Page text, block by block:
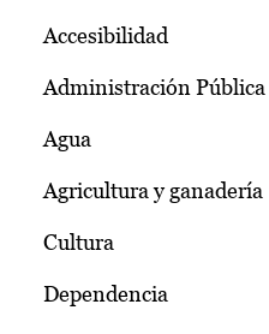
Accesibilidad
Administración Pública
Agua
Agricultura y ganadería
Cultura
Dependencia